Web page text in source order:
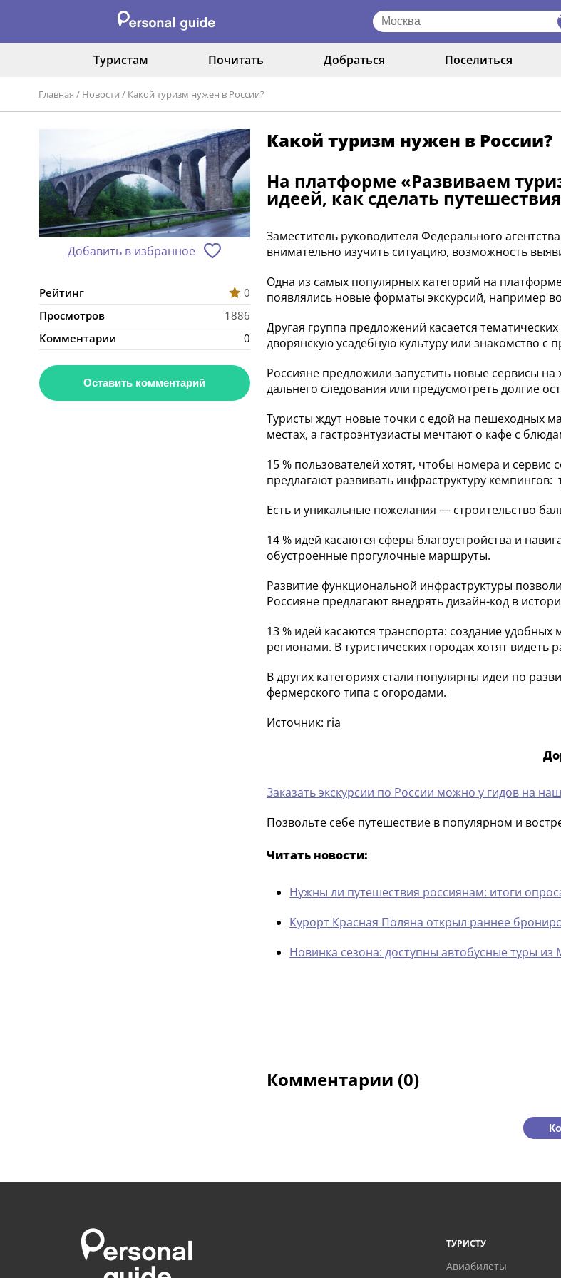
Туристам Почитать Добраться Поселиться
Главная / Новости / Какой туризм нужен в России?
Добавить в избранное
Рейтинг
0
Просмотров
1886
Комментарии
0
Оставить комментарий
Какой туризм нужен в России?
На платформе «Развиваем
идеей, как сделать
Заместитель руководителя Федерального
внимательно изучить ситуацию, возможность
Одна из самых популярных категорий на
появлялись новые форматы экскурсий, например
Другая группа предложений касается
дворянскую усадебную культуру или знакомство с
Россияне предложили запустить новые сервисы
дальнего следования или предусмотреть долгие
Туристы ждут новые точки с едой на пешеходных
местах, а гастроэнтузиасты мечтают о кафе с
15 % пользователей хотят, чтобы номера и
предлагают развивать инфраструктуру
Есть и уникальные пожелания — строительство
14 % идей касаются сферы благоустройства и
обустроенные прогулочные маршруты.
Развитие функциональной инфраструктуры
Россияне предлагают внедрять дизайн-код в
13 % идей касаются транспорта: создание
регионами. В туристических городах хотят видеть
В других категориях стали популярны идеи по
фермерского типа с огородами.
Источник: ria
Заказать экскурсии по России можно у гидов на
Позвольте себе путешествие в популярном и
Читать новости:
Нужны ли путешествия россиянам: итоги
Курорт Красная Поляна открыл раннее
Новинка сезона: доступны автобусные туры
Комментарии (0)
ТУРИСТУ
Авиабилеты